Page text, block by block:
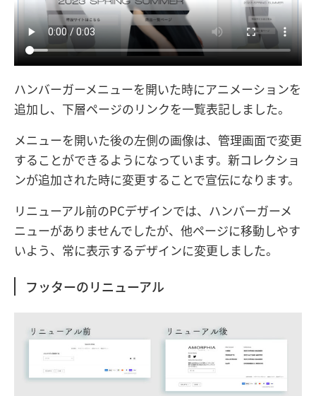
ハンバーガーメニューを開いた時にアニメーションを
追加し、下層ページのリンクを一覧表記しました。
メニューを開いた後の左側の画像は、管理画面で変更
することができるようになっています。新コレクショ
ンが追加された時に変更することで宣伝になります。
リニューアル前のPCデザインでは、ハンバーガーメ
ニューがありませんでしたが、他ページに移動しやす
いよう、常に表示するデザインに変更しました。
フッターのリニューアル